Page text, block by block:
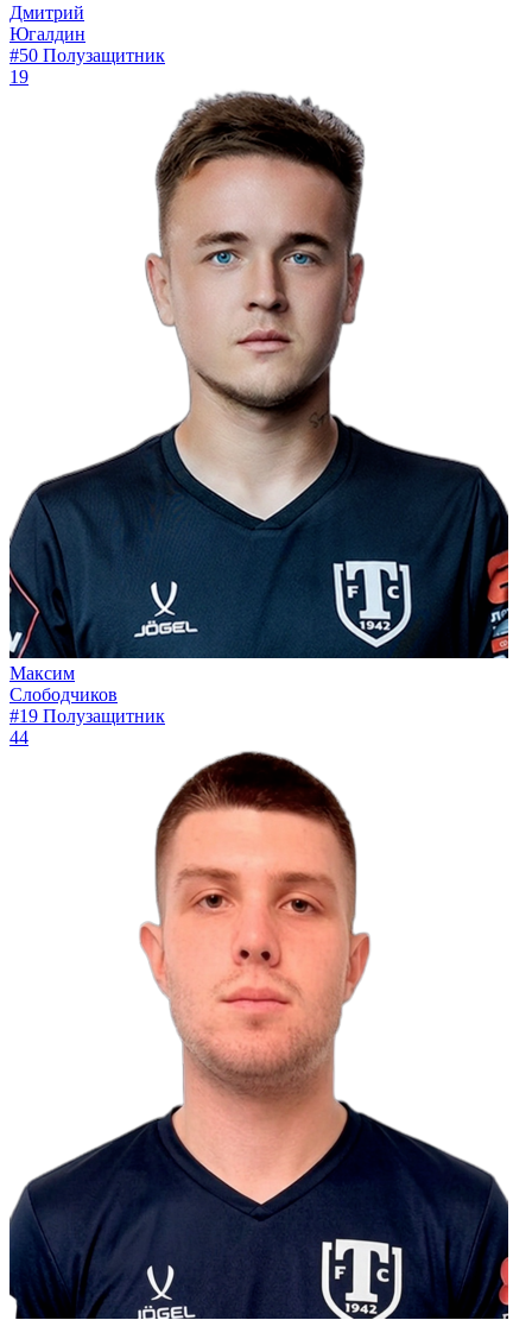
Дмитрий
Югалдин
#50 Полузащитник
19
Максим
Слободчиков
#19 Полузащитник
44